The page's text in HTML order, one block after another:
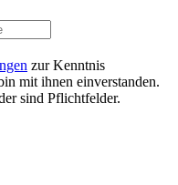
zur Kenntnis
mit ihnen einverstanden.
sind Pflichtfelder.